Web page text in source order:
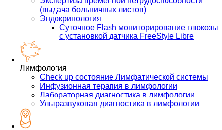
(выдача больничных листов)
Эндокринология
Суточное Flash мониторирование глюкозы
с установкой датчика FreeStyle Libre
Лимфология
Check up состояние Лимфатической системы
Инфузионная терапия в лимфологии
Лабораторная диагностика в лимфологии
Ультразвуковая диагностика в лимфологии